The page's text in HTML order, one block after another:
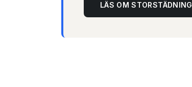
LÄS OM STORSTÄDNING